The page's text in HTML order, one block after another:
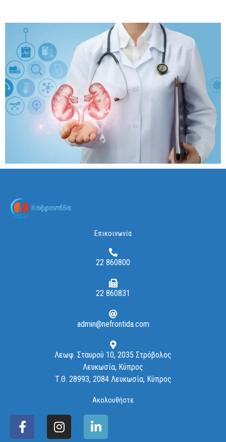
Επικοινωνία
22 860800
22 860831
admin@nefrontida.com
Λεωφ. Σταυρού 10, 2035 Στρόβολος
Λευκωσία, Κύπρος
Τ.Θ. 28993, 2084 Λευκωσία, Κύπρος
Ακολουθήστε
F
a
I
n
L
i